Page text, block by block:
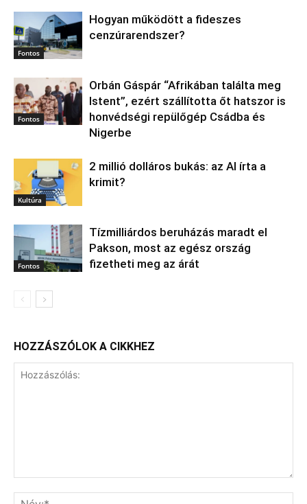
Fontos
Hogyan működött a fideszes
cenzúrarendszer?
Fontos
Orbán Gáspár “Afrikában találta meg
Istent”, ezért szállította őt hatszor is
honvédségi repülőgép Csádba és
Nigerbe
Kultúra
2 millió dolláros bukás: az AI írta a
krimit?
Fontos
Tízmilliárdos beruházás maradt el
Pakson, most az egész ország
fizetheti meg az árát
HOZZÁSZÓLOK A CIKKHEZ